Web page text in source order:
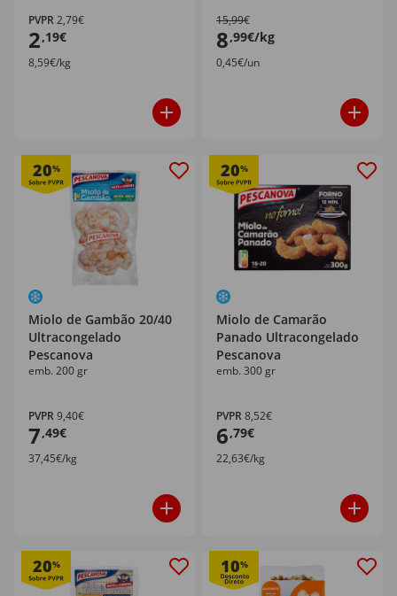
PVPR2,79€
2,19€
8,59€/kg
15,99€
8,99€/kg
0,45€/un
20%
Miolo de Gambão 20/40
Ultracongelado
Pescanova
emb. 200 gr
PVPR9,40€
7,49€
37,45€/kg
20%
Miolo de Camarão
Panado Ultracongelado
Pescanova
emb. 300 gr
PVPR8,52€
6,79€
22,63€/kg
20% 10%